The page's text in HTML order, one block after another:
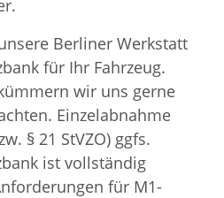
Berliner Werkstatt
für Ihr Fahrzeug.
wir uns gerne
Einzelabnahme
§ 21 StVZO) ggfs.
ist vollständig
für M1-